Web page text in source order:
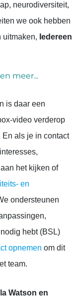
neurodiversiteit,
we ook hebben
uitmaken, Iedereen
meer...
is daar een
video verderop
als je in contact
het kijken of
en
ondersteunen
hebt (BSL)
opnemen om dit
team.
Watson en